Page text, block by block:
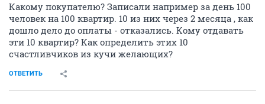
Какому покупателю? Записали например за день 100
человек на 100 квартир. 10 из них через 2 месяца , как
дошло дело до оплаты - отказались. Кому отдавать
эти 10 квартир? Как определить этих 10
счастливчиков из кучи желающих?
ОТВЕТИТЬ